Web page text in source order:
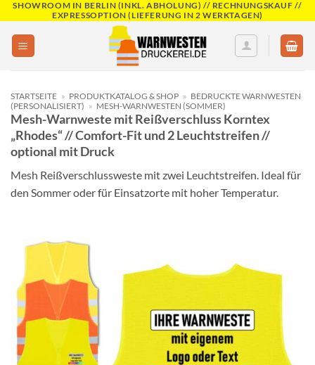
Skip
to
content
SHOWROOM IN BERLIN (INKL. ABHOLUNG) // RECHNUNGSKAUF //
EXPRESSOPTION (LIEFERUNG IN 2 WERKTAGEN)
STARTSEITE » PRODUKTKATALOG & SHOP » BEDRUCKTE WARNWESTEN
(PERSONALISIERT) » MESH-WARNWESTEN (SOMMER)
Mesh-Warnweste mit Reißverschluss Korntex
„Rhodes“ // Comfort-Fit und 2 Leuchtstreifen //
optional mit Druck
Mesh Reißverschlussweste mit zwei Leuchtstreifen. Ideal für
den Sommer oder für Einsatzorte mit hoher Temperatur.